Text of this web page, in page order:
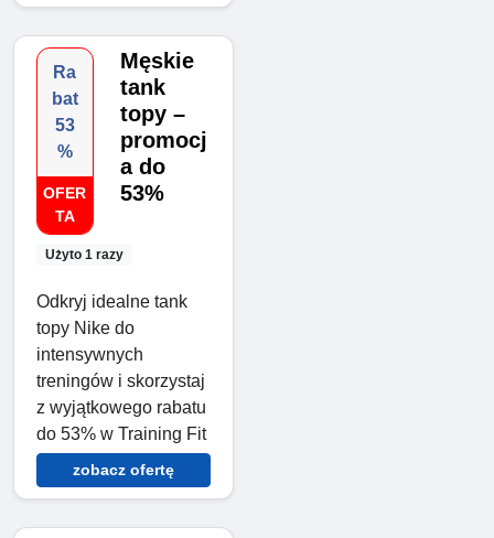
Ra
bat
53
%
OFER
TA
Użyto 1 razy
Męskie
tank
topy –
promocj
a do
53%
Odkryj idealne tank
topy Nike do
intensywnych
treningów i skorzystaj
z wyjątkowego rabatu
do 53% w Training Fit
zobacz ofertę